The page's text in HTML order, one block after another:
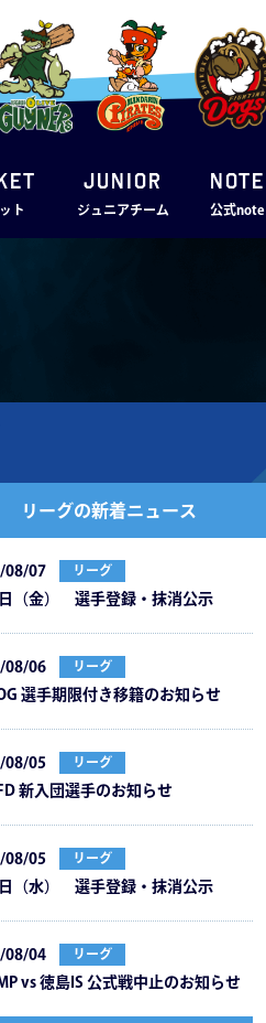
ト
JUNIOR
ジュニアチーム
note
公式note
リーグの新着ニュース
08/07 リーグ
（金） 選手登録・抹消公示
08/06 リーグ
選⼿期限付き移籍のお知らせ
08/05 リーグ
新⼊団選⼿のお知らせ
08/05 リーグ
（水） 選手登録・抹消公示
08/04 リーグ
vs 徳島IS 公式戦中⽌のお知らせ